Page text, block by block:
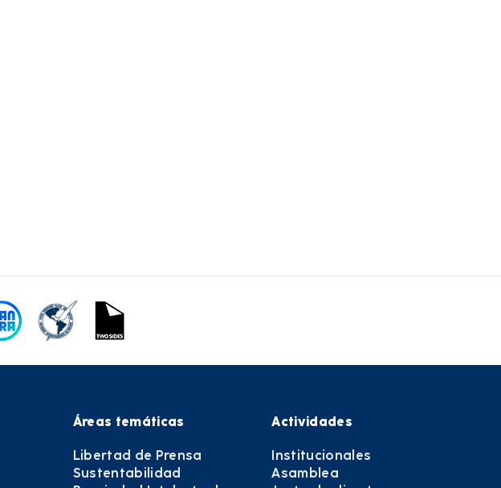
Áreas temáticas
Libertad de Prensa
Sustentabilidad
Actividades
Institucionales
Asamblea